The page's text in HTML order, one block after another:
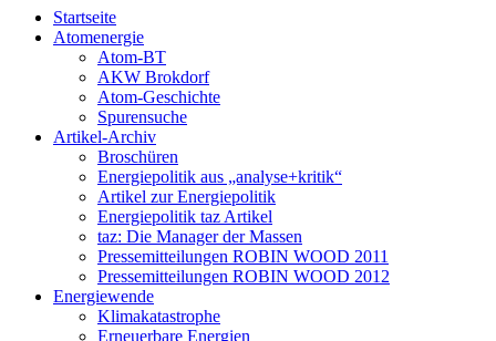
Startseite
Atomenergie
Atom-BT
AKW Brokdorf
Atom-Geschichte
Spurensuche
Artikel-Archiv
Broschüren
Energiepolitik aus „analyse+kritik“
Artikel zur Energiepolitik
Energiepolitik taz Artikel
taz: Die Manager der Massen
Pressemitteilungen ROBIN WOOD 2011
Pressemitteilungen ROBIN WOOD 2012
Energiewende
Klimakatastrophe
Erneuerbare Energien